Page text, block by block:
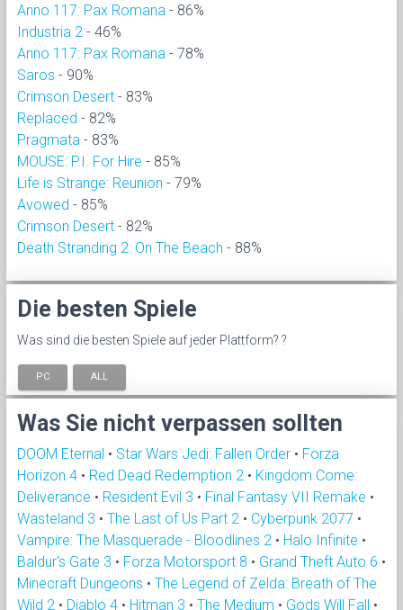
Anno 117: Pax Romana - 86%
Industria 2 - 46%
Anno 117: Pax Romana - 78%
Saros - 90%
Crimson Desert - 83%
Replaced - 82%
Pragmata - 83%
MOUSE: P.I. For Hire - 85%
Life is Strange: Reunion - 79%
Avowed - 85%
Crimson Desert - 82%
Death Stranding 2: On The Beach - 88%
Die besten Spiele
Was sind die besten Spiele auf jeder Plattform? ?
PC ALL
Was Sie nicht verpassen sollten
DOOM Eternal • Star Wars Jedi: Fallen Order • Forza
Horizon 4 • Red Dead Redemption 2 • Kingdom Come:
Deliverance • Resident Evil 3 • Final Fantasy VII Remake •
Wasteland 3 • The Last of Us Part 2 • Cyberpunk 2077 •
Vampire: The Masquerade - Bloodlines 2 • Halo Infinite •
Baldur's Gate 3 • Forza Motorsport 8 • Grand Theft Auto 6 •
Minecraft Dungeons • The Legend of Zelda: Breath of The
Wild 2 • Diablo 4 • Hitman 3 • The Medium • Gods Will Fall •